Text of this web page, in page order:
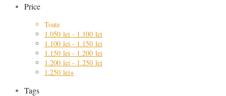
Price
Toate
1.050 lei - 1.100 lei
1.100 lei - 1.150 lei
1.150 lei - 1.200 lei
1.200 lei - 1.250 lei
1.250 lei+
Tags